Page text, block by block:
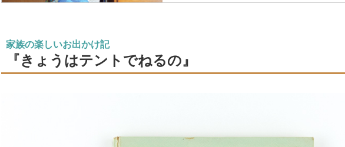
家族の楽しいお出かけ記
『きょうはテントでねるの』